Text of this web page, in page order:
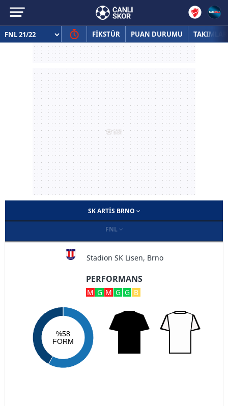
FİKSTÜR PUAN DURUMU TAKIMLAR
SK ARTIS BRNO
FNL
Stadion SK Lisen, Brno
PERFORMANS
M G M G G B
%58
FORM